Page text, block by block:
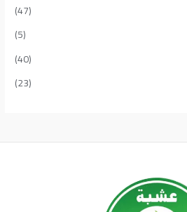
(47)
(5)
(40)
(23)